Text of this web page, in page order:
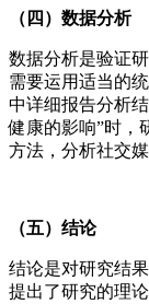
（四）数据分析
数据分析是验证
需要运用适当的
中详细报告分析
健康的影响”时，
方法，分析社交
（五）结论
结论是对研究结
提出了研究的理